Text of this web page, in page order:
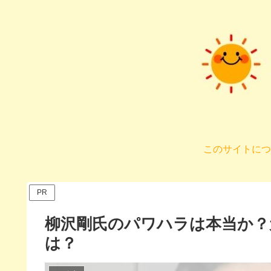
このサイトに
PR
柳沢剛氏のパワハラは本当か
は？